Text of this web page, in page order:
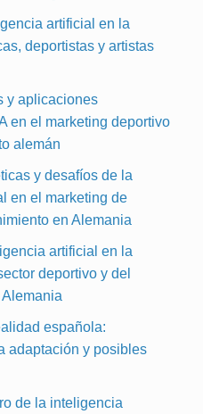
artificial en la
deportistas y artistas
y aplicaciones
en el marketing deportivo
alemán
y desafíos de la
en el marketing de
en Alemania
artificial en la
deportivo y del
española:
adaptación y posibles
de la inteligencia